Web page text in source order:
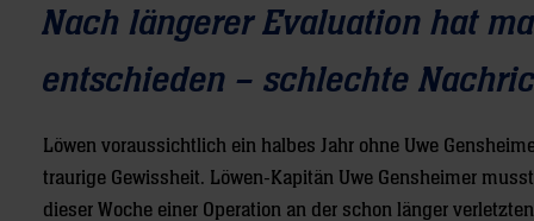
Nach längerer Evaluation hat
entschieden – schlechte
Löwen voraussichtlich ein halbes Jahr ohne Uwe
traurige Gewissheit. Löwen-Kapitän Uwe Gensheimer
dieser Woche einer Operation an der schon länger verletzten